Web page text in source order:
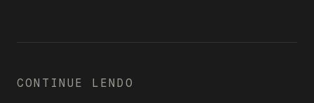
CONTINUE LENDO